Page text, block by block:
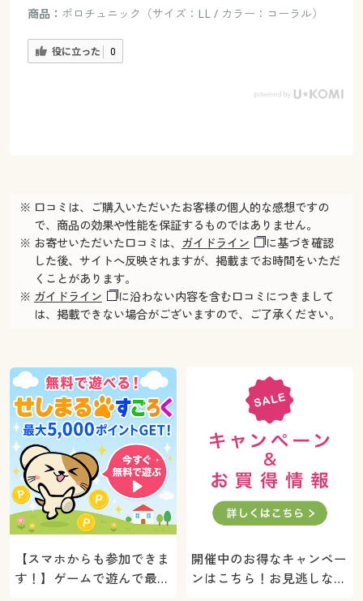
商品： ポロチュニック（サイズ：LL / カラー：コーラル）
役に立った 0
※ 口コミは、ご購入いただいたお客様の個人的な感想ですの
で、商品の効果や性能を保証するものではありません。
※ お寄せいただいた口コミは、 ガイドライン
に基づき確認
した後、サイトへ反映されますが、掲載までお時間をいただ
くことがあります。
※ ガイドライン
に沿わない内容を含む口コミにつきまして
は、掲載できない場合がございますので、ご了承ください。
【スマホからも参加できま
す！】ゲームで遊んで最大
開催中のお得なキャンペー
ンはこちら！お見逃しな